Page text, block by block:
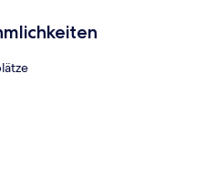
Parken